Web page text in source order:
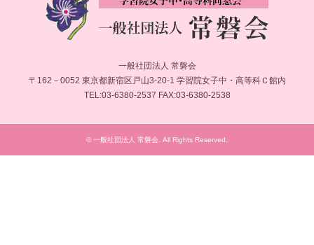
一般社団法人 常磐会
〒162－0052 東京都新宿区戸山3-20-1 学習院女子中・高等科Ｃ館内
TEL:03-6380-2537 FAX:03-6380-2538
© 一般社団法人 常磐会 . All Rights Reserved.